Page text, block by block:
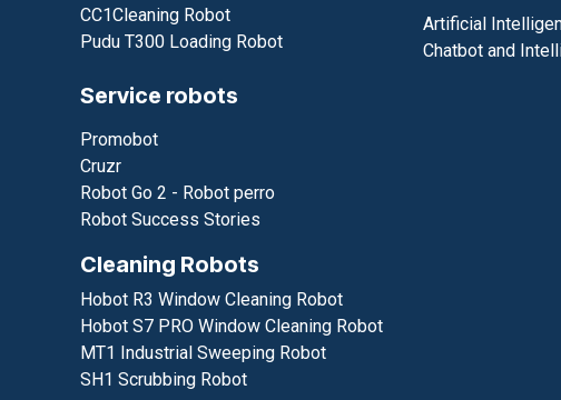
CC1Cleaning Robot
Pudu T300 Loading Robot
Service robots
Promobot
Cruzr
Robot Go 2 - Robot perro
Robot Success Stories
Cleaning Robots
Hobot R3 Window Cleaning Robot
Hobot S7 PRO Window Cleaning Robot
MT1 Industrial Sweeping Robot
SH1 Scrubbing Robot
Artificial
Chatbot and